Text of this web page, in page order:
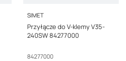
PRODUCENT
SIMET
Przyłącze do V-klemy V35-
240SW 84277000
Kod producenta
84277000